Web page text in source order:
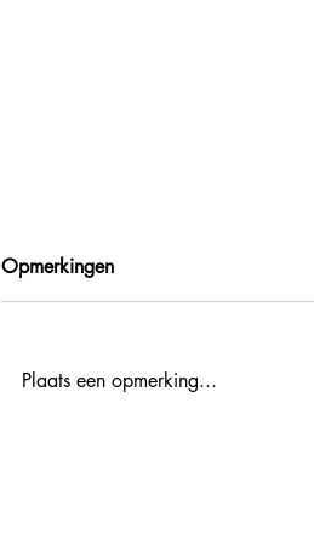
Opmerkingen
Plaats een opmerking...